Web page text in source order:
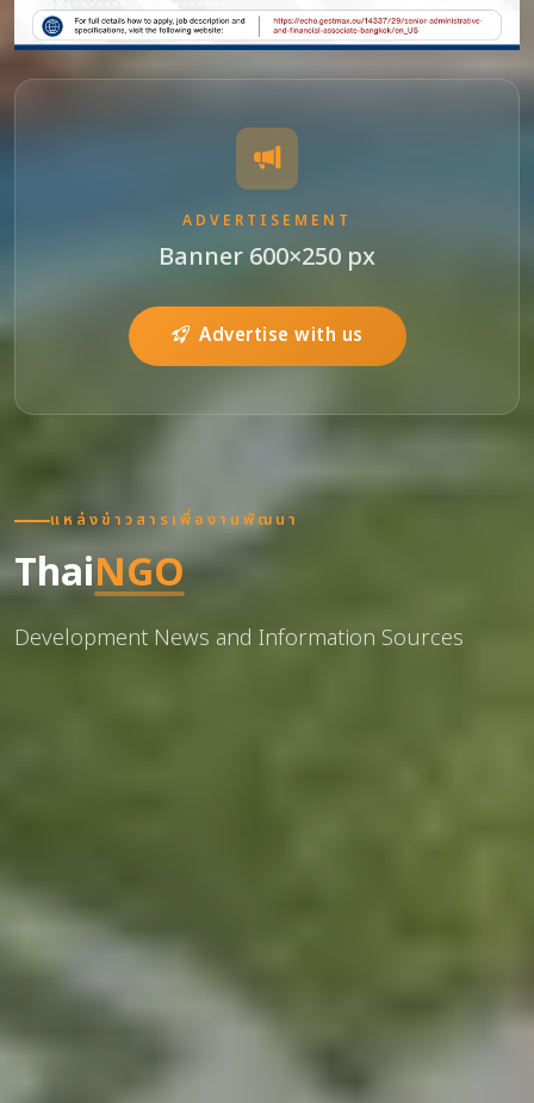
ADVERTISEMENT
Banner 600×250 px
Advertise with us
แหล่งข่าวสารเพื่องานพัฒนา
ThaiNGO
Development News and Information Sources